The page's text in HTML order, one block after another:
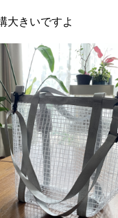
大きいですよ